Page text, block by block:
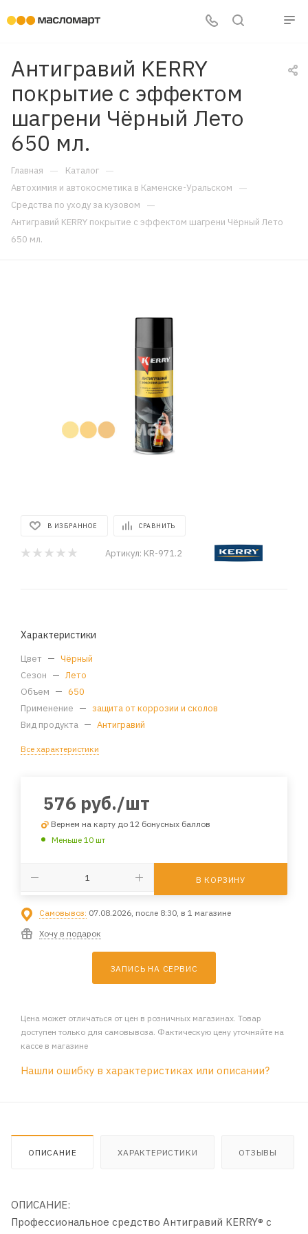
Антигравий KERRY
покрытие с эффектом
шагрени Чёрный Лето
650 мл.
Главная — Каталог —
Автохимия и автокосметика в Каменске-Уральском —
Средства по уходу за кузовом —
Антигравий KERRY покрытие с эффектом шагрени Чёрный Лето
650 мл.
В ИЗБРАННОЕ СРАВНИТЬ
Артикул: KR-971.2
Характеристики
Цвет — Чёрный
Сезон — Лето
Объем — 650
Применение — защита от коррозии и сколов
Вид продукта — Антигравий
Все характеристики
576 руб./шт
Вернем на карту до 12 бонусных баллов
Меньше 10 шт
В КОРЗИНУ
Самовывоз: 07.08.2026, после 8:30, в 1 магазине
Хочу в подарок
ЗАПИСЬ НА СЕРВИС
Цена может отличаться от цен в розничных магазинах. Товар
доступен только для самовывоза. Фактическую цену уточняйте на
кассе в магазине
Нашли ошибку в характеристиках или описании?
ОПИСАНИЕ ХАРАКТЕРИСТИКИ ОТЗЫВЫ
ОПИСАНИЕ:
Профессиональное средство Антигравий KERRY® с